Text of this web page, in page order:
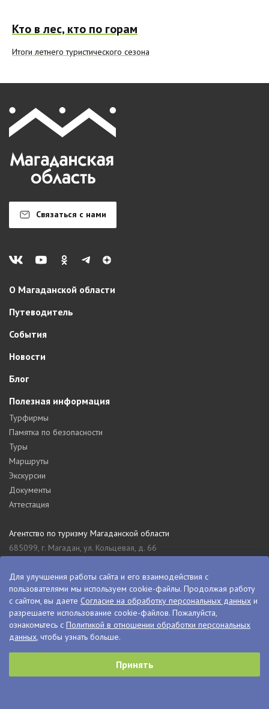
Кто в лес, кто по горам
Итоги летнего туристического сезона
Связаться с нами
О Магаданской области
Путеводитель
События
Новости
Блог
Полезная информация
Турфирмы
Памятка по безопасности
Туры
Маршруты
Экскурсии
Документы
Аттестация
Агентство по туризму Магаданской области
685099, г. Магадан, ул. Кольцевая, д. 66
8 (4132) 61-76-67
Туристский информационный центр Магаданской области
685000, г. Магадан, ул. Пролетарская, д. 11
visitkolyma@mail.ru
+7 (4132) 60-70-11
+7 (4132) 61-73-15
Для улучшения работы сайта и его взаимодействия с
пользователями мы используем cookie-файлы. Продолжая работу
с сайтом, вы даете Согласие на обработку персональных данных и
разрешаете использование cookie-файлов. Пожалуйста,
ознакомьтесь с Политикой в отношении обработки персональных
данных, чтобы узнать больше.
Принять